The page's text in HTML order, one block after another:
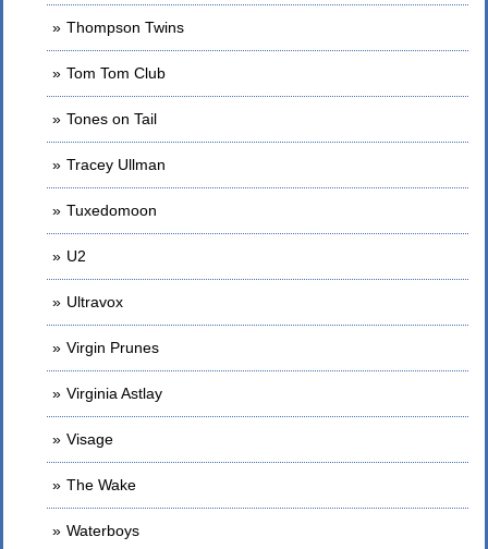
Thompson Twins
Tom Tom Club
Tones on Tail
Tracey Ullman
Tuxedomoon
U2
Ultravox
Virgin Prunes
Virginia Astlay
Visage
The Wake
Waterboys